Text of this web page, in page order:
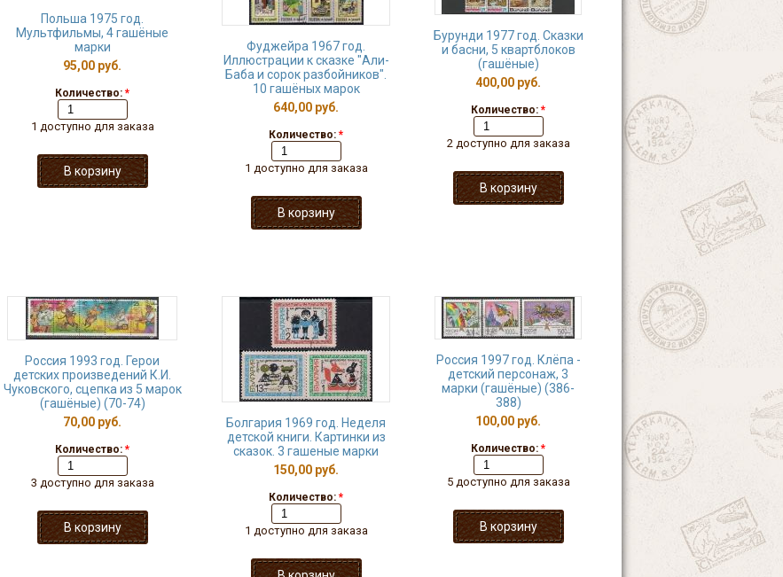
Польша 1975 год.
Мультфильмы, 4 гашёные
марки
95,00 руб.
Количество: *
1 доступно для заказа
Фуджейра 1967 год.
Иллюстрации к сказке "Али-
Баба и сорок разбойников".
10 гашёных марок
640,00 руб.
Количество: *
1 доступно для заказа
Бурунди 1977 год. Сказки
и басни, 5 квартблоков
(гашёные)
400,00 руб.
Количество: *
2 доступно для заказа
Россия 1993 год. Герои
детских произведений К.И.
Чуковского, сцепка из 5 марок
(гашёные) (70-74)
70,00 руб.
Количество: *
3 доступно для заказа
Болгария 1969 год. Неделя
детской книги. Картинки из
сказок. 3 гашеные марки
150,00 руб.
Количество: *
1 доступно для заказа
Россия 1997 год. Клёпа -
детский персонаж, 3
марки (гашёные) (386-
388)
100,00 руб.
Количество: *
5 доступно для заказа